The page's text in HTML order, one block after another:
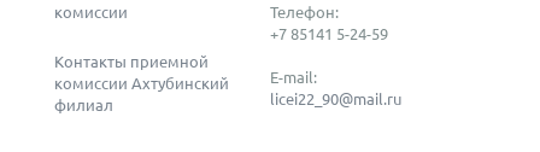
комиссии
Контакты приемной
комиссии Ахтубинский
филиал
Телефон:
+7 85141 5-24-59
E-mail:
licei22_90@mail.ru